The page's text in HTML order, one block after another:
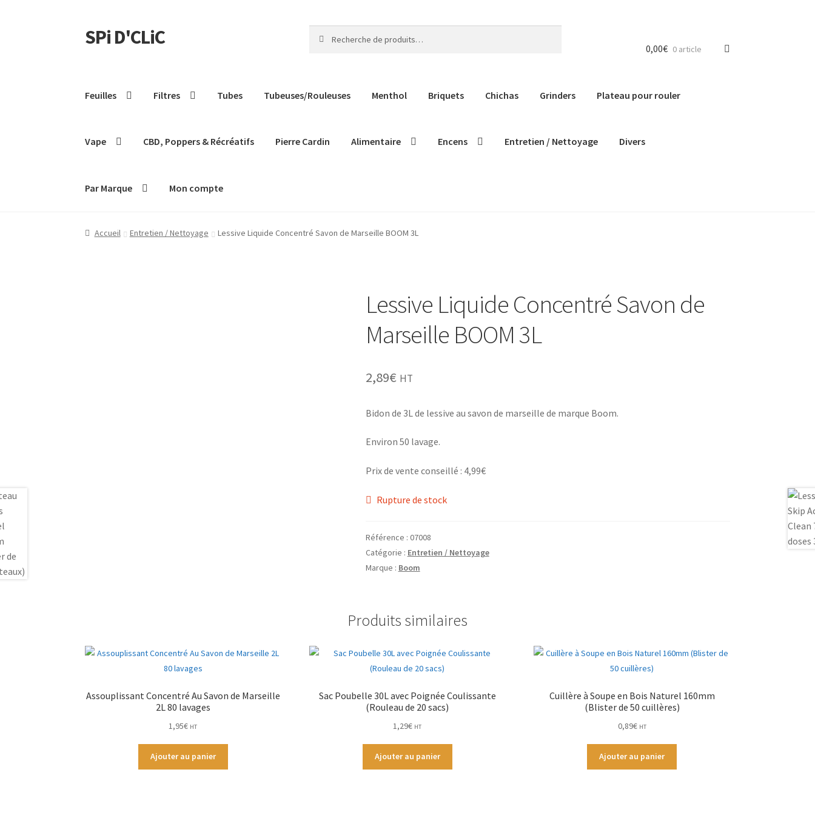
SPi D'CLiC
pour :
0,00€ 0 article
Feuilles Filtres Tubes Tubeuses/Rouleuses Menthol Briquets Chichas Grinders Plateau pour rouler
Vape CBD, Poppers & Récréatifs Pierre Cardin Alimentaire Encens Entretien / Nettoyage Divers
Par Marque Mon compte
Accueil Entretien / Nettoyage Lessive Liquide Concentré Savon de Marseille BOOM 3L
Lessive Liquide Concentré Savon de
Marseille BOOM 3L
2,89€ HT
Bidon de 3L de lessive au savon de marseille de marque Boom.
Environ 50 lavage.
Prix de vente conseillé : 4,99€
Rupture de stock
Référence : 07008
Catégorie : Entretien / Nettoyage
Marque : Boom
Produits similaires
Assouplissant Concentré Au Savon de Marseille
2L 80 lavages
1,95€ HT
Ajouter au panier
Sac Poubelle 30L avec Poignée Coulissante
(Rouleau de 20 sacs)
1,29€ HT
Ajouter au panier
Cuillère à Soupe en Bois Naturel 160mm
(Blister de 50 cuillères)
0,89€ HT
Ajouter au panier